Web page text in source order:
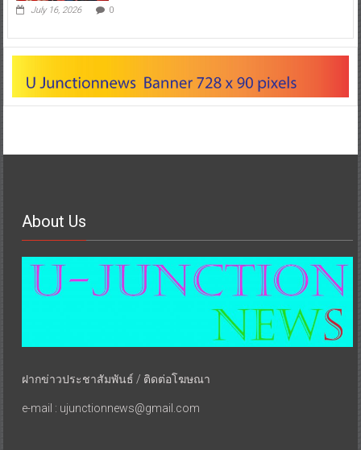
July 16, 2026 0
About Us
ฝากข่าวประชาสัมพันธ์ / ติดต่อโฆษณา
e-mail : ujunctionnews@gmail.com